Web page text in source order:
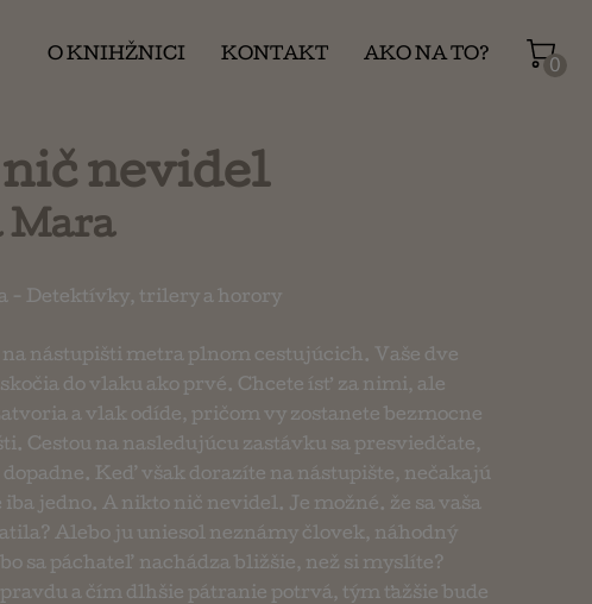
O KNIHŽNICI KONTAKT AKO NA TO?
0
nevidel
Mara
- Detektívky, trilery a horory
na nástupišti metra plnom cestujúcich. Vaše dve
do vlaku ako prvé. Chcete ísť za nimi, ale
a vlak odíde, pričom vy zostanete bezmocne
Cestou na nasledujúcu zastávku sa presviedčate,
dopadne. Keď však dorazíte na nástupište, nečakajú
iba jedno. A nikto nič nevidel. Je možné. že sa vaša
Alebo ju uniesol neznámy človek, náhodný
sa páchateľ nachádza bližšie, než si myslíte?
a čím dlhšie pátranie potrvá, tým ťažšie bude